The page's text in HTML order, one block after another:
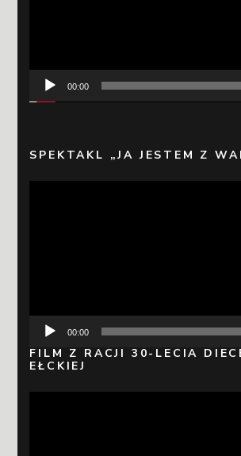
00:00
SPEKTAKL „JA JESTEM Z
00:00
FILM Z RACJI 30-LECIA
EŁCKIEJ